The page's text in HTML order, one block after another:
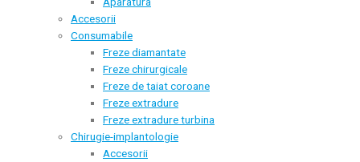
Accesorii
Consumabile
Freze diamantate
Freze chirurgicale
Freze de taiat coroane
Freze extradure
Freze extradure turbina
Chirugie-implantologie
Accesorii